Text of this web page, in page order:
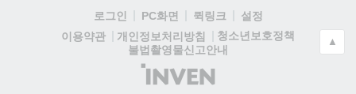
로그인 PC화면 퀵링크
설정
이용약관
개인정보처리방침
청소년보호정책
불법촬영물신고안내
(주)
인
▲